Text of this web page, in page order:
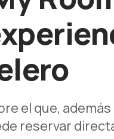
el que,
reservar